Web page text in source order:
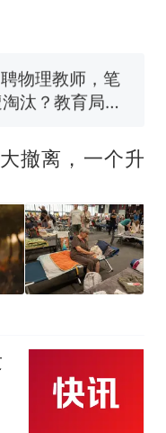
物理教师，笔
汰？教育局：
新研判
放菜刀的女孩，
回家”改写了
撤离，一个升